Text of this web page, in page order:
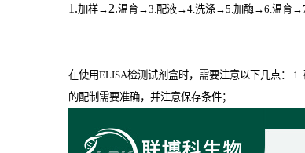
1.加样→ 2.温育→3.配液→4.洗涤→5.加酶→6.温育
在使用ELISA检测试剂盒时，需要注意以下几点：
的配制需要准确，并注意保存条件；